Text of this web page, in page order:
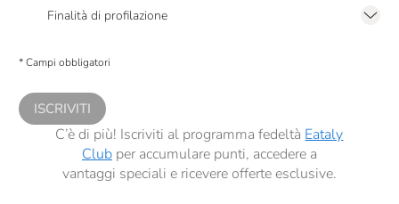
Finalità di profilazione
comunicazioni commerciali personalizzate, in caso di consenso prestato ai
* Campi obbligatori
ISCRIVITI
C’è di più! Iscriviti al programma fedeltà Eataly
Clubper accumulare punti, accedere a
vantaggi speciali e ricevere offerte esclusive.